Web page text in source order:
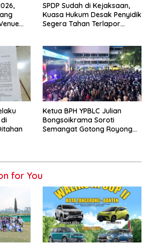
SPDP Sudah di Kejaksaan,
Kuasa Hukum Desak Penyidik
Segera Tahan Terlapor
Ketua BPH YPBLC Julian
Bongsoikrama Soroti
Semangat Gotong Royong
for You